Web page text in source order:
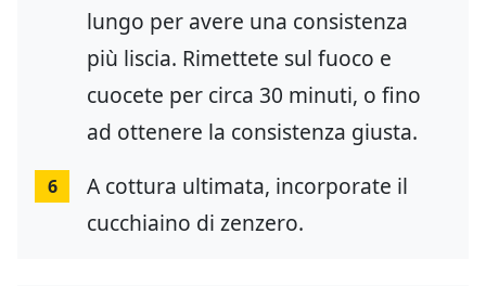
lungo per avere una consistenza
più liscia. Rimettete sul fuoco e
cuocete per circa 30 minuti, o fino
ad ottenere la consistenza giusta.
6
A cottura ultimata, incorporate il
cucchiaino di zenzero.